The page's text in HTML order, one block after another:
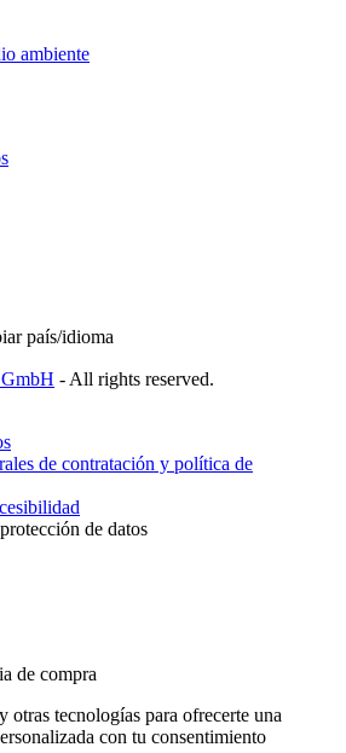
ambiente
país/idioma
- All rights reserved.
de contratación y política de
de datos
de compra
otras tecnologías para ofrecerte una
con tu consentimiento